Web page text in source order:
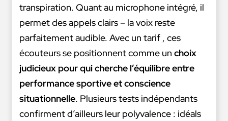
transpiration. Quant au microphone intégré, il
permet des appels clairs – la voix reste
parfaitement audible. Avec un tarif , ces
écouteurs se positionnent comme unchoix
judicieux pour qui cherche l’équilibre entre
performance sportive et conscience
situationnelle. Plusieurs tests indépendants
confirment d’ailleurs leur polyvalence : idéals